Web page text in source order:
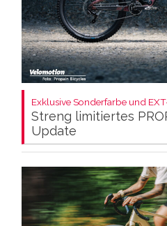
Exklusive Sonderfarbe und
Streng limitiertes
Update